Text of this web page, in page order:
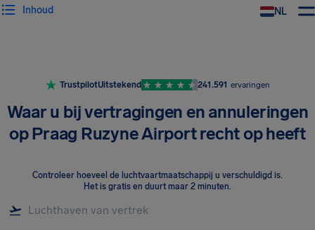
NL
Inhoud
TrustpilotUitstekend 241.591 ervaringen
Waar u bij vertragingen en annuleringen
op Praag Ruzyne Airport recht op heeft
Controleer hoeveel de luchtvaartmaatschappij u verschuldigd is.
Het is gratis en duurt maar 2 minuten.